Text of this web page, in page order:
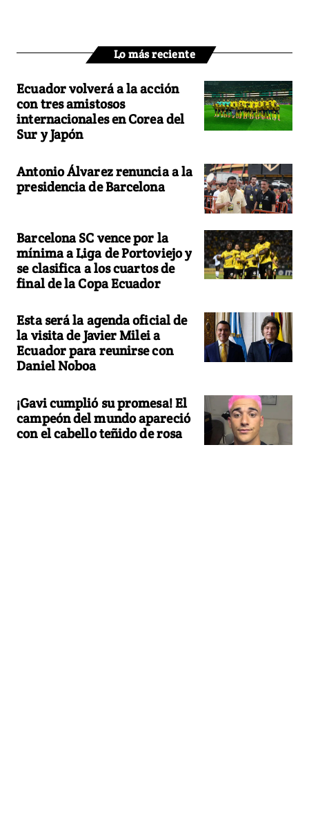
Lo más reciente
Ecuador volverá a la acción
con tres amistosos
internacionales en Corea del
Sur y Japón
Antonio Álvarez renuncia a la
presidencia de Barcelona
Barcelona SC vence por la
mínima a Liga de Portoviejo y
se clasifica a los cuartos de
final de la Copa Ecuador
Esta será la agenda oficial de
la visita de Javier Milei a
Ecuador para reunirse con
Daniel Noboa
¡Gavi cumplió su promesa! El
campeón del mundo apareció
con el cabello teñido de rosa